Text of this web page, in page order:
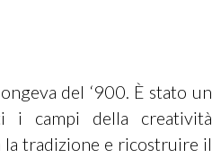
del ‘900. È stato un
i campi della creatività
tradizione e ricostruire il